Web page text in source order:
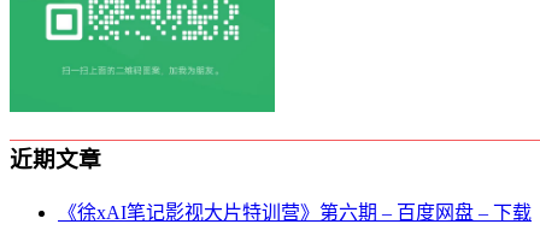
近期文章
《徐xAI笔记影视大片特训营》第六期 – 百度网盘 – 下载